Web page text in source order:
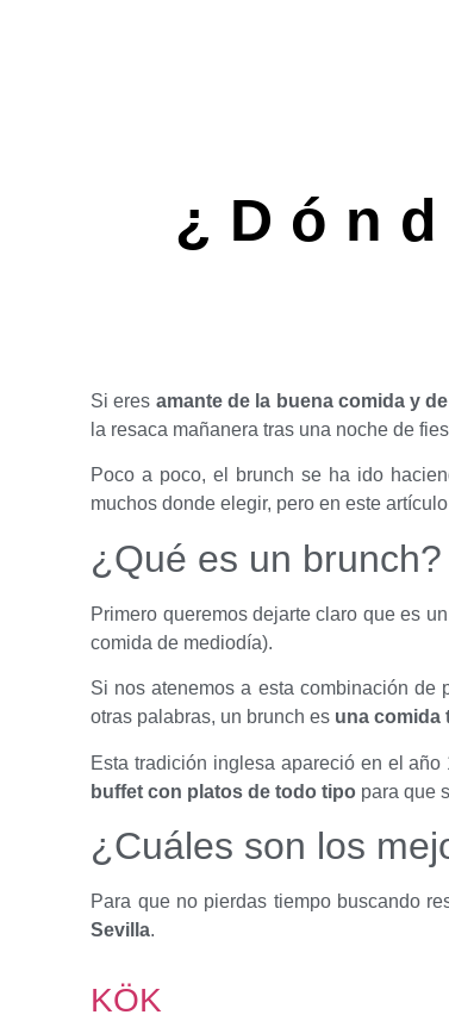
Si eres amante de la buena comida y
la resaca mañanera tras una noche de
Poco a poco, el brunch se ha ido
muchos donde elegir, pero en este
¿Qué es un brunch?
Primero queremos dejarte claro que es
comida de mediodía).
Si nos atenemos a esta combinación de
otras palabras, un brunch es una comida
Esta tradición inglesa apareció en el
buffet con platos de todo tipo para que
¿Cuáles son los
Para que no pierdas tiempo buscando
Sevilla.
KÖK